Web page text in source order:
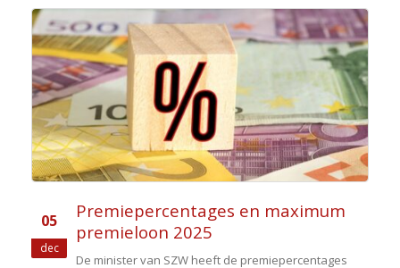
05
dec
Premiepercentages en maximum
premieloon 2025
De minister van SZW heeft de premiepercentages